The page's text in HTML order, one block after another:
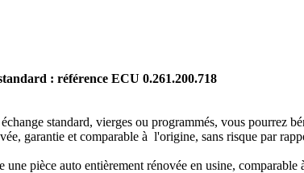
: référence ECU 0.261.200.718
standard, vierges ou programmés, vous pourrez
garantie et comparable à l'origine, sans risque par
une pièce auto entièrement rénovée en usine,